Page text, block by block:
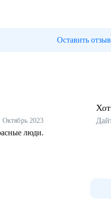
Оставить отзыв
Октябрь 2023
люди.